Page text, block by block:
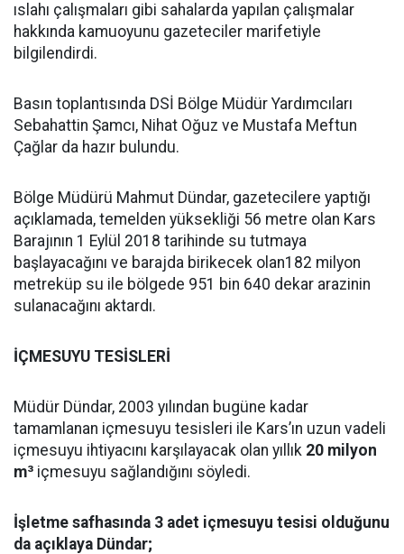
ıslahı çalışmaları gibi sahalarda yapılan çalışmalar
hakkında kamuoyunu gazeteciler marifetiyle
bilgilendirdi.
Basın toplantısında DSİ Bölge Müdür Yardımcıları
Sebahattin Şamcı, Nihat Oğuz ve Mustafa Meftun
Çağlar da hazır bulundu.
Bölge Müdürü Mahmut Dündar, gazetecilere yaptığı
açıklamada, temelden yüksekliği 56 metre olan Kars
Barajının 1 Eylül 2018 tarihinde su tutmaya
başlayacağını ve barajda birikecek olan182 milyon
metreküp su ile bölgede 951 bin 640 dekar arazinin
sulanacağını aktardı.
İÇMESUYU TESİSLERİ
Müdür Dündar, 2003 yılından bugüne kadar
tamamlanan içmesuyu tesisleri ile Kars’ın uzun vadeli
içmesuyu ihtiyacını karşılayacak olan yıllık 20 milyon
m³ içmesuyu sağlandığını söyledi.
İşletme safhasında 3 adet içmesuyu tesisi olduğunu
da açıklaya Dündar;